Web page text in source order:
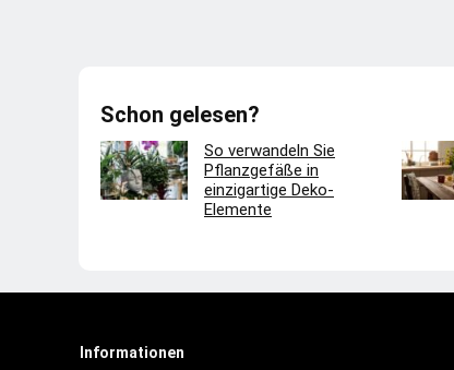
Schon gelesen?
So verwandeln Sie
Pflanzgefäße in
einzigartige Deko-
Elemente
Informationen